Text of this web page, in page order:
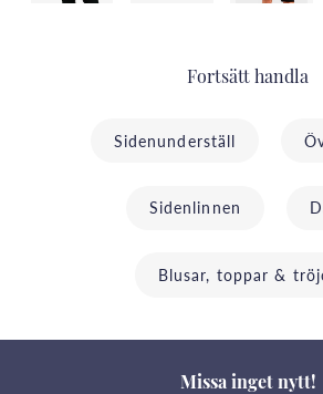
Fortsätt handla
Sidenunderställ
Sidenlinnen
Blusar, toppar &
Missa inget nytt!